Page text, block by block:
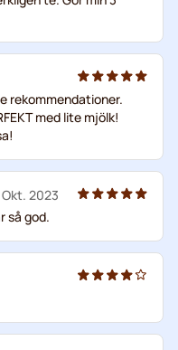
rekommendationer.
med lite mjölk!
Okt. 2023
så god.